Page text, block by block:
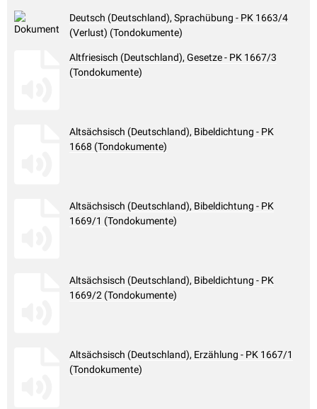
Deutsch (Deutschland), Sprachübung - PK 1663/4
(Verlust) (Tondokumente)
Altfriesisch (Deutschland), Gesetze - PK 1667/3
(Tondokumente)
Altsächsisch (Deutschland), Bibeldichtung - PK
1668 (Tondokumente)
Altsächsisch (Deutschland), Bibeldichtung - PK
1669/1 (Tondokumente)
Altsächsisch (Deutschland), Bibeldichtung - PK
1669/2 (Tondokumente)
Altsächsisch (Deutschland), Erzählung - PK 1667/1
(Tondokumente)